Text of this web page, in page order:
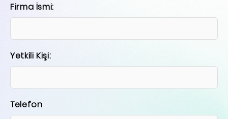
Firma İsmi:
Yetkili Kişi:
Telefon